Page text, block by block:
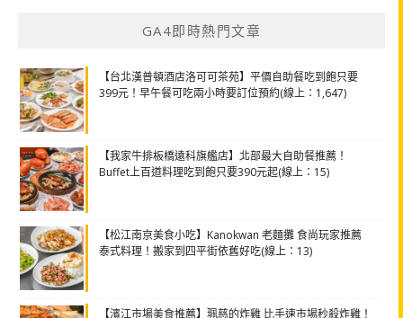
GA4即時熱門文章
【台北漢普頓酒店洛可可茶苑】平價自助餐吃到飽只要
399元！早午餐可吃兩小時要訂位預約(線上：1,647)
【我家牛排板橋遠科旗艦店】北部最大自助餐推薦！
Buffet上百道料理吃到飽只要390元起(線上：15)
【松江南京美食小吃】Kanokwan 老麵攤 食尚玩家推薦
泰式料理！搬家到四平街依舊好吃(線上：13)
【濱江市場美食推薦】珮慈的炸雞 比手速市場秒殺炸雞！